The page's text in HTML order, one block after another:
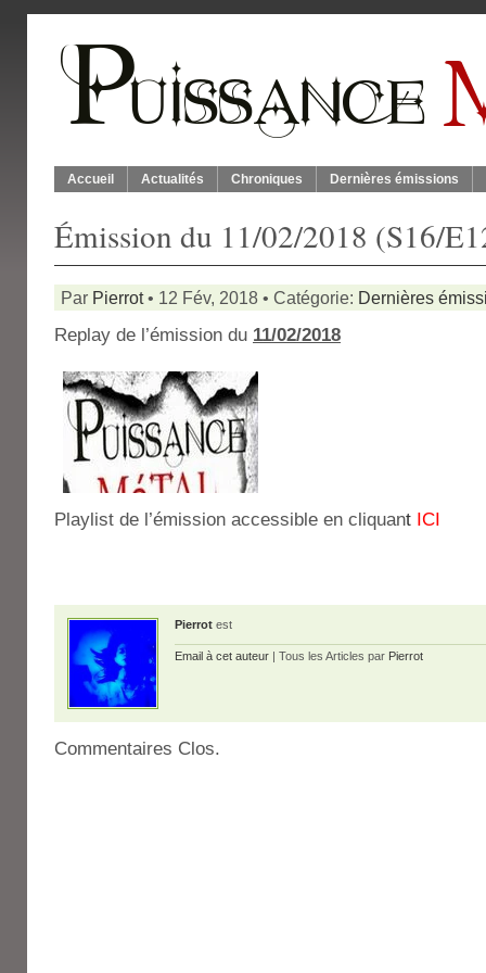
Accueil Actualités Chroniques Dernières émissions
Émission du 11/02/2018 (S16/
Par Pierrot• 12 Fév, 2018 • Catégorie: Dernières
Replay de l’émission du 11/02/2018
Playlist de l’émission accessible en cliquant ICI
Pierrot est
Email à cet auteur | Tous les Articles par Pierrot
Commentaires Clos.